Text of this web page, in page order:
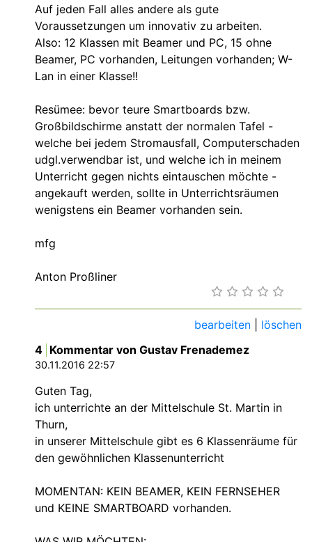
Auf jeden Fall alles andere als gute
Voraussetzungen um innovativ zu arbeiten.
Also: 12 Klassen mit Beamer und PC, 15 ohne
Beamer, PC vorhanden, Leitungen vorhanden; W-
Lan in einer Klasse!!
Resümee: bevor teure Smartboards bzw.
Großbildschirme anstatt der normalen Tafel -
welche bei jedem Stromausfall, Computerschaden
udgl.verwendbar ist, und welche ich in meinem
Unterricht gegen nichts eintauschen möchte -
angekauft werden, sollte in Unterrichtsräumen
wenigstens ein Beamer vorhanden sein.
mfg
Anton Proßliner
bearbeiten
löschen
4 Kommentar von Gustav Frenademez
30.11.2016 22:57
Guten Tag,
ich unterrichte an der Mittelschule St. Martin in
Thurn,
in unserer Mittelschule gibt es 6 Klassenräume für
den gewöhnlichen Klassenunterricht
MOMENTAN: KEIN BEAMER, KEIN FERNSEHER
und KEINE SMARTBOARD vorhanden.